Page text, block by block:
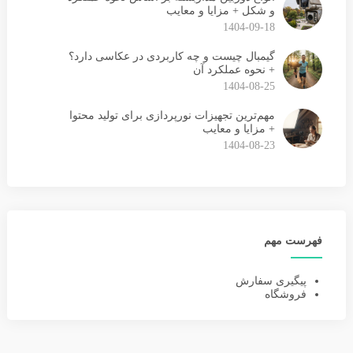
و شکل + مزایا و معایب
1404-09-18
گیمبال چیست و چه کاربردی در عکاسی دارد؟
+ نحوه عملکرد آن
1404-08-25
مهم‌ترین تجهیزات نورپردازی برای تولید محتوا
+ مزایا و معایب
1404-08-23
فهرست مهم
پیگیری سفارش
فروشگاه